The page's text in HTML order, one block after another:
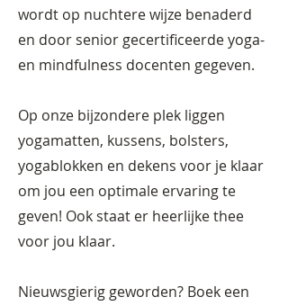
wordt op nuchtere wijze benaderd
en door senior gecertificeerde yoga-
en mindfulness docenten gegeven.
Op onze bijzondere plek liggen
yogamatten, kussens, bolsters,
yogablokken en dekens voor je klaar
om jou een optimale ervaring te
geven! Ook staat er heerlijke thee
voor jou klaar.
Nieuwsgierig geworden? Boek een